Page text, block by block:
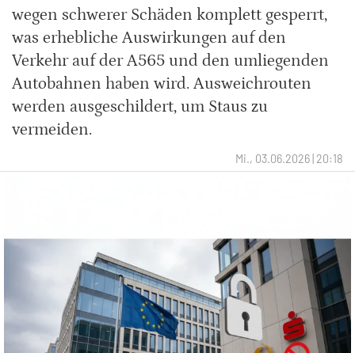
wegen schwerer Schäden komplett gesperrt,
was erhebliche Auswirkungen auf den
Verkehr auf der A565 und den umliegenden
Autobahnen haben wird. Ausweichrouten
werden ausgeschildert, um Staus zu
vermeiden.
Mi., 03.06.2026 | 20:18